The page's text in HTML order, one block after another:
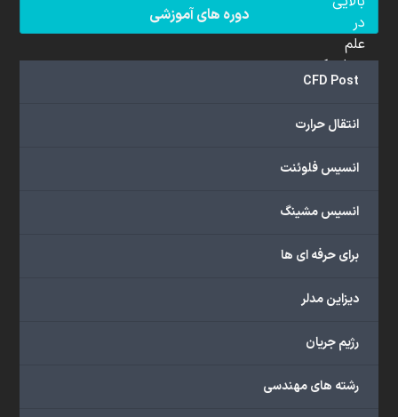
دوره های آموزشی
CFD Post
انتقال حرارت
انسیس فلوئنت
انسیس مشینگ
برای حرفه ای ها
دیزاین مدلر
رژیم جریان
رشته های مهندسی
در
علم
دینامیک
سیالات
(CFD)
هستند.
ما
گسترده‌ای
با
دانشگاهی،
صنعتی